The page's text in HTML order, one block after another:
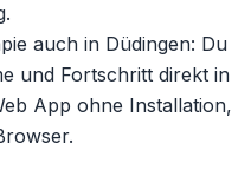
auch in Düdingen: Du
und Fortschritt direkt in
App ohne Installation,